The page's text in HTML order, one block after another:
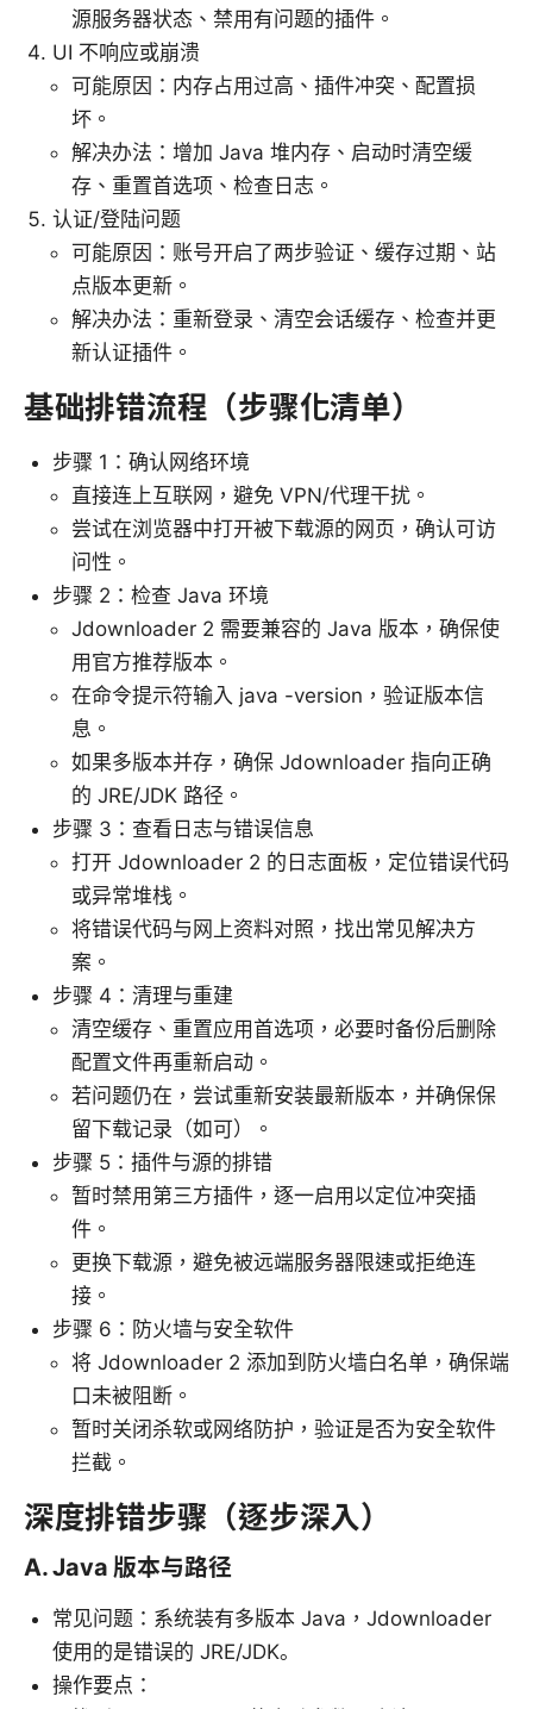
源服务器状态、禁用有问题的插件。
UI 不响应或崩溃
可能原因：内存占用过高、插件冲突、配置损
坏。
解决办法：增加 Java 堆内存、启动时清空缓
存、重置首选项、检查日志。
认证/登陆问题
可能原因：账号开启了两步验证、缓存过期、站
点版本更新。
解决办法：重新登录、清空会话缓存、检查并更
新认证插件。
基础排错流程（步骤化清单）
步骤 1：确认网络环境
直接连上互联网，避免 VPN/代理干扰。
尝试在浏览器中打开被下载源的网页，确认可访
问性。
步骤 2：检查 Java 环境
Jdownloader 2 需要兼容的 Java 版本，确保使
用官方推荐版本。
在命令提示符输入 java -version，验证版本信
息。
如果多版本并存，确保 Jdownloader 指向正确
的 JRE/JDK 路径。
步骤 3：查看日志与错误信息
打开 Jdownloader 2 的日志面板，定位错误代码
或异常堆栈。
将错误代码与网上资料对照，找出常见解决方
案。
步骤 4：清理与重建
清空缓存、重置应用首选项，必要时备份后删除
配置文件再重新启动。
若问题仍在，尝试重新安装最新版本，并确保保
留下载记录（如可）。
步骤 5：插件与源的排错
暂时禁用第三方插件，逐一启用以定位冲突插
件。
更换下载源，避免被远端服务器限速或拒绝连
接。
步骤 6：防火墙与安全软件
将 Jdownloader 2 添加到防火墙白名单，确保端
口未被阻断。
暂时关闭杀软或网络防护，验证是否为安全软件
拦截。
深度排错步骤（逐步深入）
A. Java 版本与路径
常见问题：系统装有多版本 Java，Jdownloader
使用的是错误的 JRE/JDK。
操作要点：